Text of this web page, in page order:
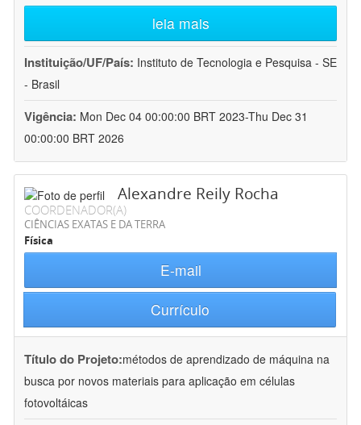
leia mais
Instituição/UF/País: Instituto de Tecnologia e Pesquisa - SE
- Brasil
Vigência: Mon Dec 04 00:00:00 BRT 2023-Thu Dec 31
00:00:00 BRT 2026
Alexandre Reily Rocha
COORDENADOR(A)
CIÊNCIAS EXATAS E DA TERRA
Física
E-mail
Currículo
Título do Projeto:métodos de aprendizado de máquina na
busca por novos materiais para aplicação em células
fotovoltáicas